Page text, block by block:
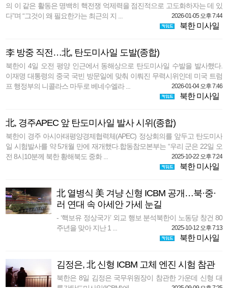
의 이 같은 활동은 명백히 핵전쟁 억제력을 점진적으로 고도화하자는 데 있
다”며 “그것이 왜 필요한가는 최근의 지 ...
2026-01-05 오후 7:44
북한 미사일
李 방중 직전…北, 탄도미사일 도발(종합)
북한이 4일 오전 평양 인근에서 동해상으로 탄도미사일 수발을 발사했다.
이재명 대통령의 중국 국빈 방문일에 맞춰 이뤄진 무력시위인데 미국 트럼
프 행정부의 니콜라스 마두로 베네수엘라 ...
2026-01-04 오후 7:46
북한 미사일
北, 경주APEC 앞 탄도미사일 발사 시위(종합)
북한이 경주 아시아태평양경제협력체(APEC) 정상회의를 앞두고 탄도미사
일 시험발사를 약 5개월 만에 재개했다.합동참모본부는 “우리 군은 22일 오
전 8시10분께 북한 황해북도 중화 ...
2025-10-22 오후 7:24
북한 미사일
北 열병식 美 겨냥 신형 ICBM 공개…북·중·
러 연대 속 아세안 가세 눈길
- ‘핵보유 정상국가’ 외교 행보 분석북한이 노동당 창건 80
주년을 맞아 지난 1 ...
2025-10-12 오후 7:13
북한 미사일
김정은, 北 신형 ICBM 고체 엔진 시험 참관
북한은 8일 김정은 국무위원장이 참관한 가운데 신형 대